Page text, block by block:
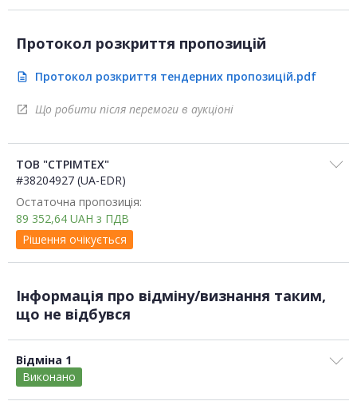
Протокол розкриття пропозицій
description Протокол розкриття тендерних пропозицій.pdf
open_in_new Що робити після перемоги в аукціоні
ТОВ "СТРІМТЕХ"
#38204927 (UA-EDR)
Остаточна пропозиція:
89 352,64 UAH з ПДВ
Рішення очікується
Інформація про відміну/визнання таким,
що не відбувся
Відміна 1
Виконано